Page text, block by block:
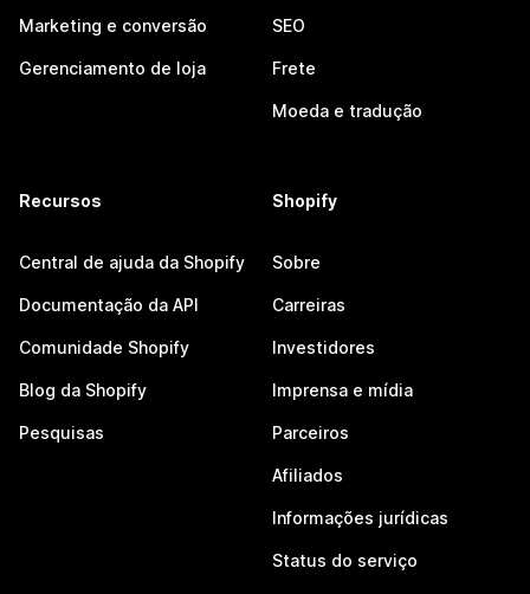
Marketing e conversão
Gerenciamento de loja
SEO
Frete
Moeda e tradução
Recursos
Central de ajuda da Shopify
Documentação da API
Comunidade Shopify
Blog da Shopify
Pesquisas
Shopify
Sobre
Carreiras
Investidores
Imprensa e mídia
Parceiros
Afiliados
Informações jurídicas
Status do serviço